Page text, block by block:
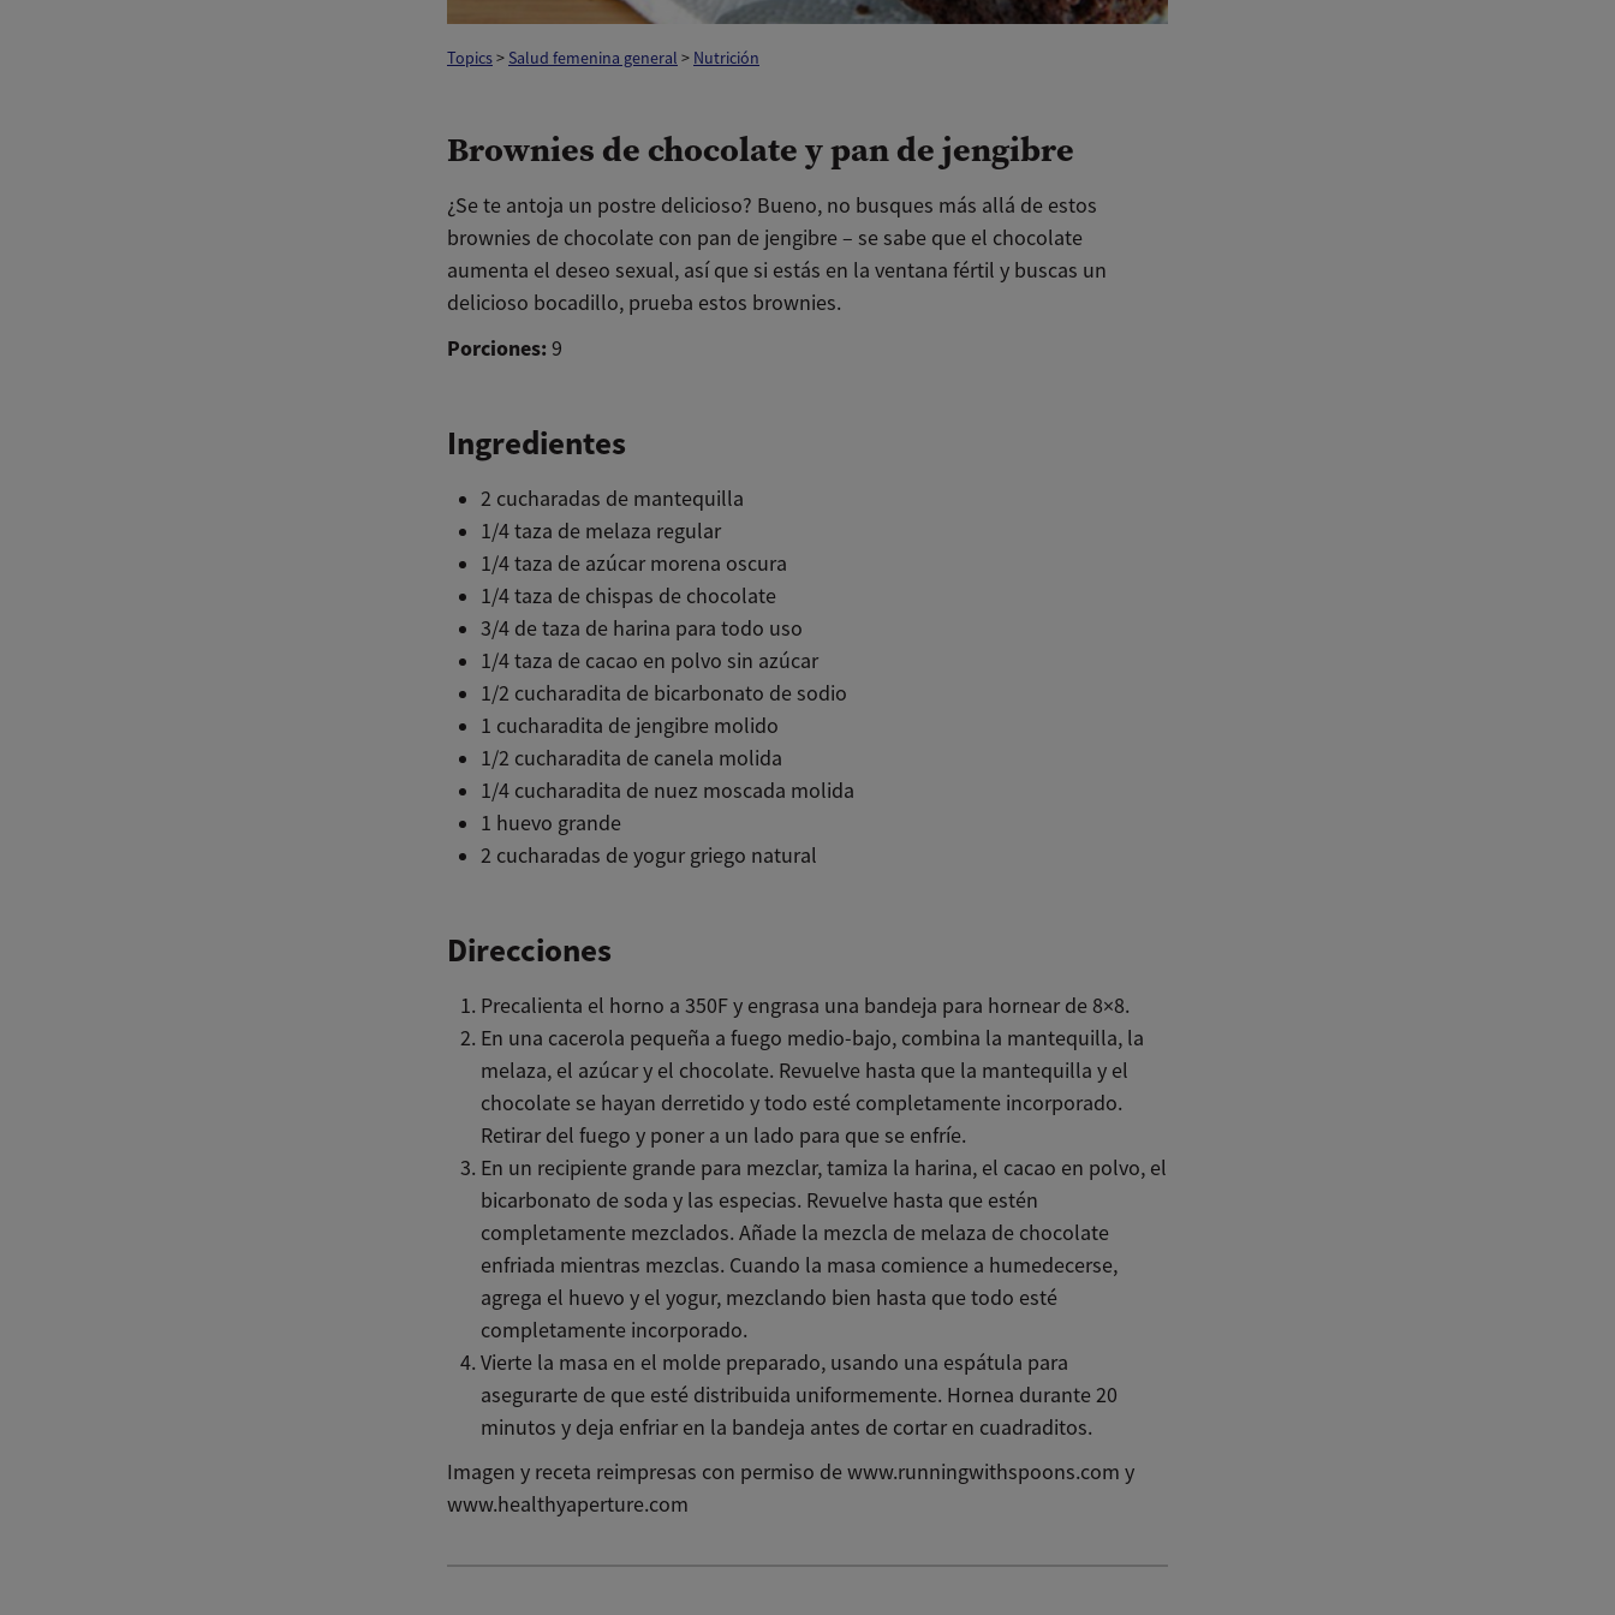
Topics> Salud femenina general > Nutrición
Brownies de chocolate y pan de jengibre
¿Se te antoja un postre delicioso? Bueno, no busques más allá de estos
brownies de chocolate con pan de jengibre – se sabe que el chocolate
aumenta el deseo sexual, así que si estás en la ventana fértil y buscas un
delicioso bocadillo, prueba estos brownies.
Porciones: 9
Ingredientes
2 cucharadas de mantequilla
1/4 taza de melaza regular
1/4 taza de azúcar morena oscura
1/4 taza de chispas de chocolate
3/4 de taza de harina para todo uso
1/4 taza de cacao en polvo sin azúcar
1/2 cucharadita de bicarbonato de sodio
1 cucharadita de jengibre molido
1/2 cucharadita de canela molida
1/4 cucharadita de nuez moscada molida
1 huevo grande
2 cucharadas de yogur griego natural
Direcciones
Precalienta el horno a 350F y engrasa una bandeja para hornear de 8×8.
En una cacerola pequeña a fuego medio-bajo, combina la mantequilla, la
melaza, el azúcar y el chocolate. Revuelve hasta que la mantequilla y el
chocolate se hayan derretido y todo esté completamente incorporado.
Retirar del fuego y poner a un lado para que se enfríe.
En un recipiente grande para mezclar, tamiza la harina, el cacao en polvo, el
bicarbonato de soda y las especias. Revuelve hasta que estén
completamente mezclados. Añade la mezcla de melaza de chocolate
enfriada mientras mezclas. Cuando la masa comience a humedecerse,
agrega el huevo y el yogur, mezclando bien hasta que todo esté
completamente incorporado.
Vierte la masa en el molde preparado, usando una espátula para
asegurarte de que esté distribuida uniformemente. Hornea durante 20
minutos y deja enfriar en la bandeja antes de cortar en cuadraditos.
Imagen y receta reimpresas con permiso de www.runningwithspoons.com y
www.healthyaperture.com